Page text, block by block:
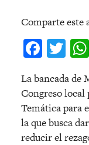
Comparte este
La bancada de
Congreso local
Temática para
la que busca
reducir el